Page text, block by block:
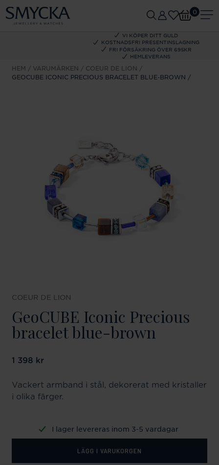
VI KÖPER DITT GULD
KOSTNADSFRI PRESENTINSLAGNING
FRI FÖRSÄKRING ÖVER 695KR
HEMLEVERANS
0
HEM VARUMÄRKEN
COEUR DE LION
GEOCUBE ICONIC PRECIOUS BRACELET BLUE-BROWN
COEUR DE LION
GeoCUBE Iconic Precious
bracelet blue-brown
Pris:1 398 kr
1 398 kr
Vackert armband i stål, dekorerat med kristaller
i olika färger.
I lager levereras inom 3-5 vardagar
LÄGG I VARUKORGEN